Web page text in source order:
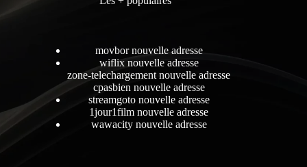
movbor nouvelle adresse
wiflix nouvelle adresse
zone-telechargement nouvelle adresse
cpasbien nouvelle adresse
streamgoto nouvelle adresse
1jour1film nouvelle adresse
wawacity nouvelle adresse